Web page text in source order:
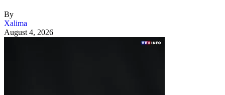
By
Xalima
August 4, 2026